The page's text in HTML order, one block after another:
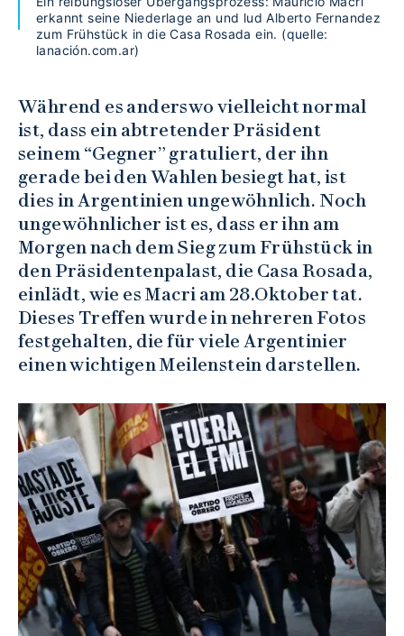
erkannt seine Niederlage an und lud Alberto Fernandez
zum Frühstück in die Casa Rosada ein. (quelle:
lanación.com.ar)
Während es anderswo vielleicht normal
ist, dass ein abtretender Präsident
seinem “Gegner” gratuliert, der ihn
gerade bei den Wahlen besiegt hat, ist
dies in Argentinien ungewöhnlich. Noch
ungewöhnlicher ist es, dass er ihn am
Morgen nach dem Sieg zum Frühstück in
den Präsidentenpalast, die Casa Rosada,
einlädt, wie es Macri am 28.Oktober tat.
Dieses Treffen wurde in nehreren Fotos
festgehalten, die für viele Argentinier
einen wichtigen Meilenstein darstellen.